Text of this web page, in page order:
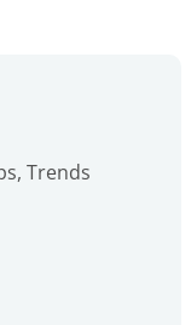
Trends